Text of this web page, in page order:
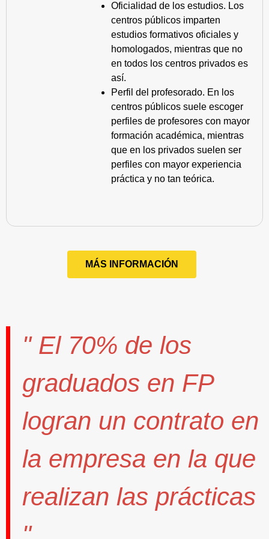
Oficialidad de los estudios. Los
centros públicos imparten
estudios formativos oficiales y
homologados, mientras que no
en todos los centros privados es
así.
Perfil del profesorado. En los
centros públicos suele escoger
perfiles de profesores con mayor
formación académica, mientras
que en los privados suelen ser
perfiles con mayor experiencia
práctica y no tan teórica.
MÁS INFORMACIÓN
" El 70% de los
graduados en FP
logran un contrato en
la empresa en la que
realizan las prácticas